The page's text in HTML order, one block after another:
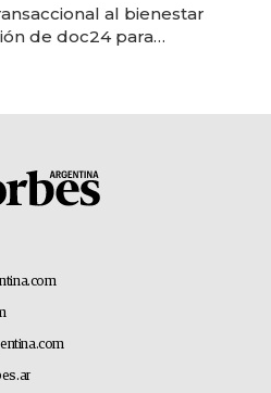
al bienestar
de doc24 para